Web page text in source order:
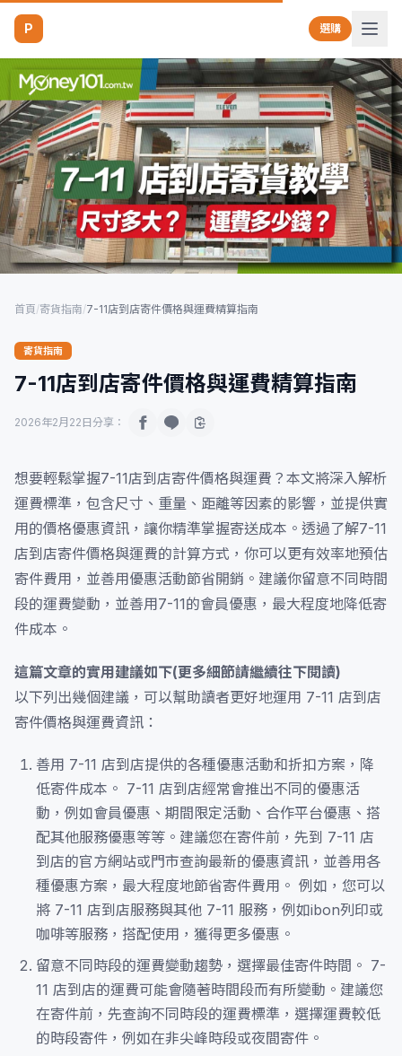
P 選購
首頁/寄貨指南/7-11店到店寄件價格與運費精算指南
寄貨指南
7-11店到店寄件價格與運費精算指南
2026年2月22日 分享：
想要輕鬆掌握7-11店到店寄件價格與運費？本文將深入解析
運費標準，包含尺寸、重量、距離等因素的影響，並提供實
用的價格優惠資訊，讓你精準掌握寄送成本。透過了解7-11
店到店寄件價格與運費的計算方式，你可以更有效率地預估
寄件費用，並善用優惠活動節省開銷。建議你留意不同時間
段的運費變動，並善用7-11的會員優惠，最大程度地降低寄
件成本。
這篇文章的實用建議如下(更多細節請繼續往下閱讀)
以下列出幾個建議，可以幫助讀者更好地運用 7-11 店到店
寄件價格與運費資訊：
善用 7-11 店到店提供的各種優惠活動和折扣方案，降
低寄件成本。 7-11 店到店經常會推出不同的優惠活
動，例如會員優惠、期間限定活動、合作平台優惠、搭
配其他服務優惠等等。建議您在寄件前，先到 7-11 店
到店的官方網站或門市查詢最新的優惠資訊，並善用各
種優惠方案，最大程度地節省寄件費用。 例如，您可以
將 7-11 店到店服務與其他 7-11 服務，例如ibon列印或
咖啡等服務，搭配使用，獲得更多優惠。
留意不同時段的運費變動趨勢，選擇最佳寄件時間。 7-
11 店到店的運費可能會隨著時間段而有所變動。建議您
在寄件前，先查詢不同時段的運費標準，選擇運費較低
的時段寄件，例如在非尖峰時段或夜間寄件。